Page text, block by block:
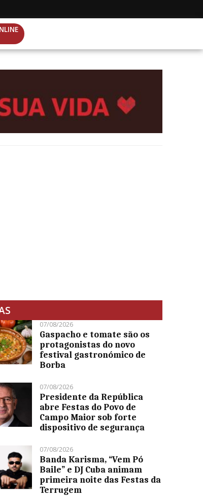
07/08/2026
Gaspacho e tomate são os
protagonistas do novo
festival gastronómico de
Borba
07/08/2026
Presidente da República
abre Festas do Povo de
Campo Maior sob forte
dispositivo de segurança
07/08/2026
Banda Karisma, “Vem Pó
Baile” e DJ Cuba animam
primeira noite das Festas da
Terrugem